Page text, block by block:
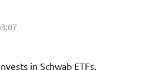
in Schwab ETFs.